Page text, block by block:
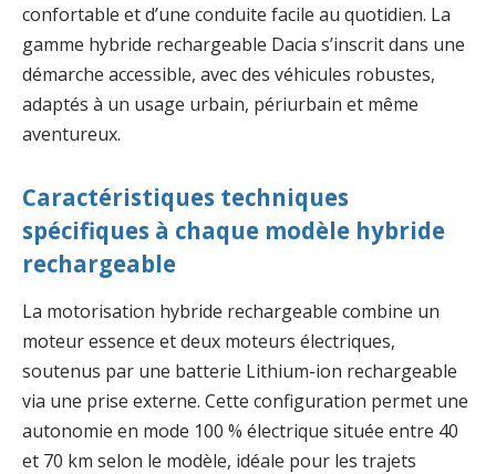
confortable et d’une conduite facile au quotidien. La
gamme hybride rechargeable Dacia s’inscrit dans une
démarche accessible, avec des véhicules robustes,
adaptés à un usage urbain, périurbain et même
aventureux.
Caractéristiques techniques
spécifiques à chaque modèle hybride
rechargeable
La motorisation hybride rechargeable combine un
moteur essence et deux moteurs électriques,
soutenus par une batterie Lithium-ion rechargeable
via une prise externe. Cette configuration permet une
autonomie en mode 100 % électrique située entre 40
et 70 km selon le modèle, idéale pour les trajets